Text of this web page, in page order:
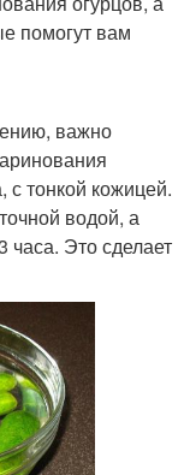
помогут вам
важно
с тонкой кожицей.
водой, а
часа. Это сделает